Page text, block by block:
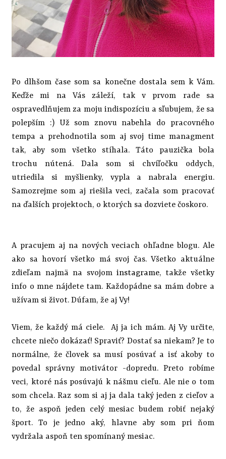
Po dlhšom čase som sa konečne dostala sem k Vám.
Keďže mi na Vás záleží, tak v prvom rade sa
ospravedlňujem za moju indispozíciu a sľubujem, že sa
polepším :) Už som znovu nabehla do pracovného
tempa a prehodnotila som aj svoj time managment
tak, aby som všetko stíhala. Táto pauzička bola
trochu nútená. Dala som si chvíľočku oddych,
utriedila si myšlienky, vypla a nabrala energiu.
Samozrejme som aj riešila veci, začala som pracovať
na ďalších projektoch, o ktorých sa dozviete čoskoro.
A pracujem aj na nových veciach ohľadne blogu. Ale
ako sa hovorí všetko má svoj čas. Všetko aktuálne
zdieľam najmä na svojom instagrame, takže všetky
info o mne nájdete tam. Každopádne sa mám dobre a
užívam si život. Dúfam, že aj Vy!
Viem, že každý má ciele. Aj ja ich mám. Aj Vy určite,
chcete niečo dokázať! Spraviť? Dostať sa niekam? Je to
normálne, že človek sa musí posúvať a isť akoby to
povedal správny motivátor -dopredu. Preto robíme
veci, ktoré nás posúvajú k nášmu cieľu. Ale nie o tom
som chcela. Raz som si aj ja dala taký jeden z cieľov a
to, že aspoň jeden celý mesiac budem robiť nejaký
šport. To je jedno aký, hlavne aby som pri ňom
vydržala aspoň ten spomínaný mesiac.